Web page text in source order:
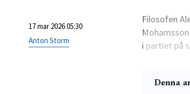
17 mar 2026 05:30
Anton Storm
Filosofen
i partiet på
Denna